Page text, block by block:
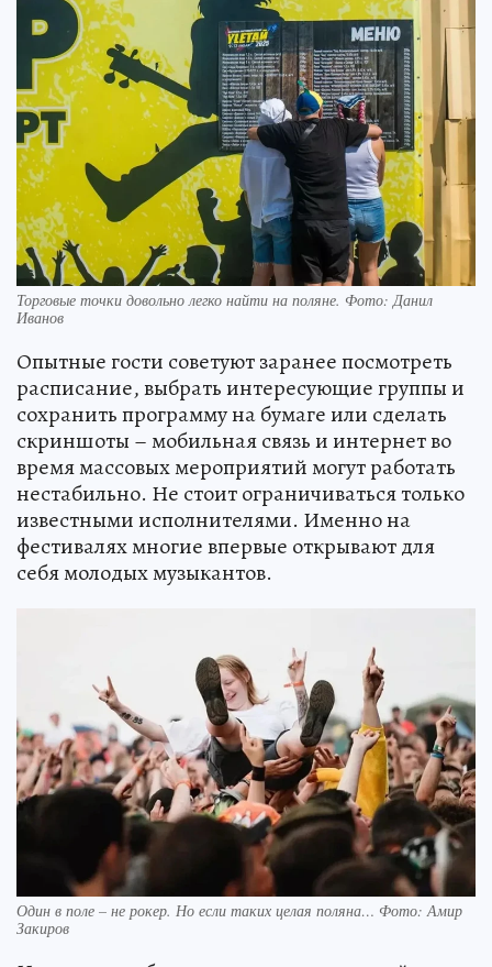
Торговые точки довольно легко найти на поляне. Фото: Данил
Иванов
Опытные гости советуют заранее посмотреть
расписание, выбрать интересующие группы и
сохранить программу на бумаге или сделать
скриншоты – мобильная связь и интернет во
время массовых мероприятий могут работать
нестабильно. Не стоит ограничиваться только
известными исполнителями. Именно на
фестивалях многие впервые открывают для
себя молодых музыкантов.
Один в поле – не рокер. Но если таких целая поляна… Фото: Амир
Закиров